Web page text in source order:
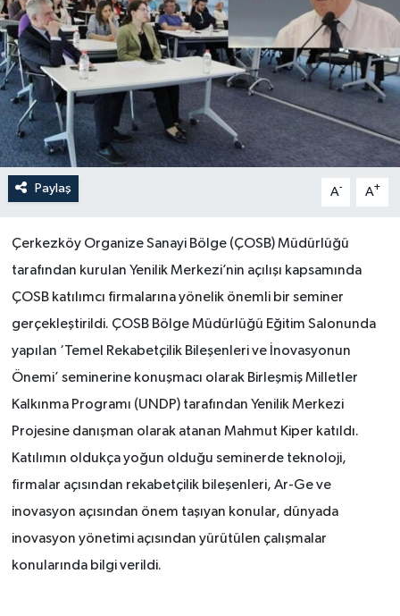
Paylaş A- A+
Çerkezköy Organize Sanayi Bölge (ÇOSB) Müdürlüğü
tarafından kurulan Yenilik Merkezi’nin açılışı kapsamında
ÇOSB katılımcı firmalarına yönelik önemli bir seminer
gerçekleştirildi. ÇOSB Bölge Müdürlüğü Eğitim Salonunda
yapılan ‘Temel Rekabetçilik Bileşenleri ve İnovasyonun
Önemi’ seminerine konuşmacı olarak Birleşmiş Milletler
Kalkınma Programı (UNDP) tarafından Yenilik Merkezi
Projesine danışman olarak atanan Mahmut Kiper katıldı.
Katılımın oldukça yoğun olduğu seminerde teknoloji,
firmalar açısından rekabetçilik bileşenleri, Ar-Ge ve
inovasyon açısından önem taşıyan konular, dünyada
inovasyon yönetimi açısından yürütülen çalışmalar
konularında bilgi verildi.